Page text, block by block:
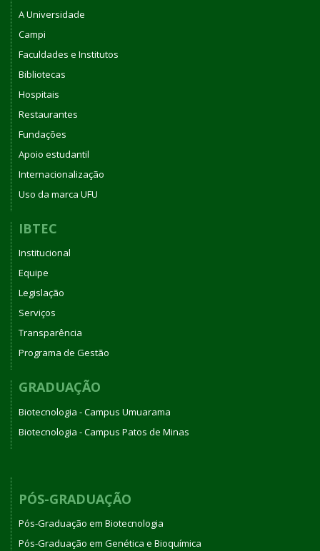
A Universidade
Campi
Faculdades e Institutos
Bibliotecas
Hospitais
Restaurantes
Fundações
Apoio estudantil
Internacionalização
Uso da marca UFU
IBTEC
Institucional
Equipe
Legislação
Serviços
Transparência
Programa de Gestão
GRADUAÇÃO
Biotecnologia - Campus Umuarama
Biotecnologia - Campus Patos de Minas
PÓS-GRADUAÇÃO
Pós-Graduação em Biotecnologia
Pós-Graduação em Genética e Bioquímica